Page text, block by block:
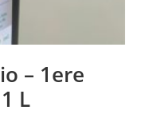
– 1ere
L